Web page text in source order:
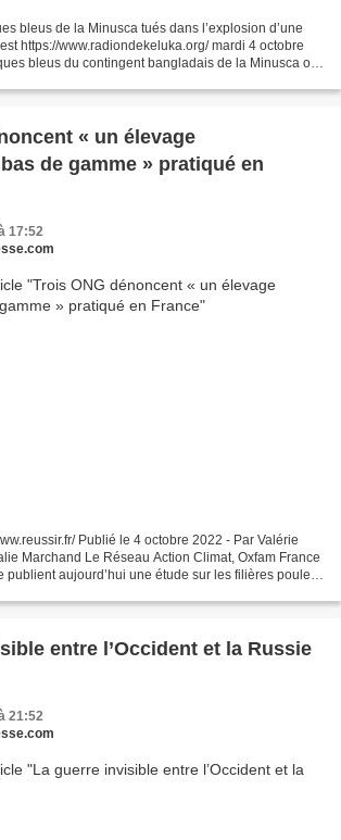
bleus de la Minusca tués dans l’explosion d’une
https://www.radiondekeluka.org/ mardi 4 octobre
bleus du contingent bangladais de la Minusca ont
« un élevage
de gamme » pratiqué en
17:52
Publié le 4 octobre 2022 - Par Valérie
Marchand Le Réseau Action Climat, Oxfam France
publient aujourd’hui une étude sur les filières poulet
entre l’Occident et la Russie
21:52